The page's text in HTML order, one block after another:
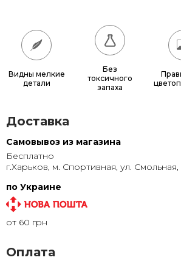
Видны мелкие
детали
Без
токсичного
запаха
Доставка
Самовывоз из магазина
Бесплатно
г.Харьков, м. Спортивная, ул. Смольная,
по Украине
от 60 грн
Оплата